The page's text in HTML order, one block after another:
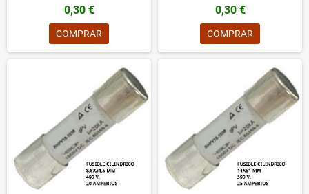
0,30 €
COMPRAR
0,30 €
COMPRAR